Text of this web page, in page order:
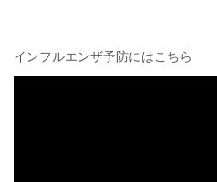
インフルエンザ予防にはこちら